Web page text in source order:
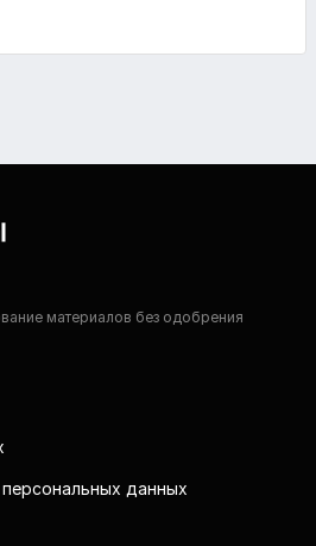
материалов без одобрения
данных